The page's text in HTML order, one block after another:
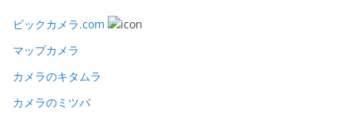
ビックカメラ.com
マップカメラ
カメラのキタムラ
カメラのミツバ